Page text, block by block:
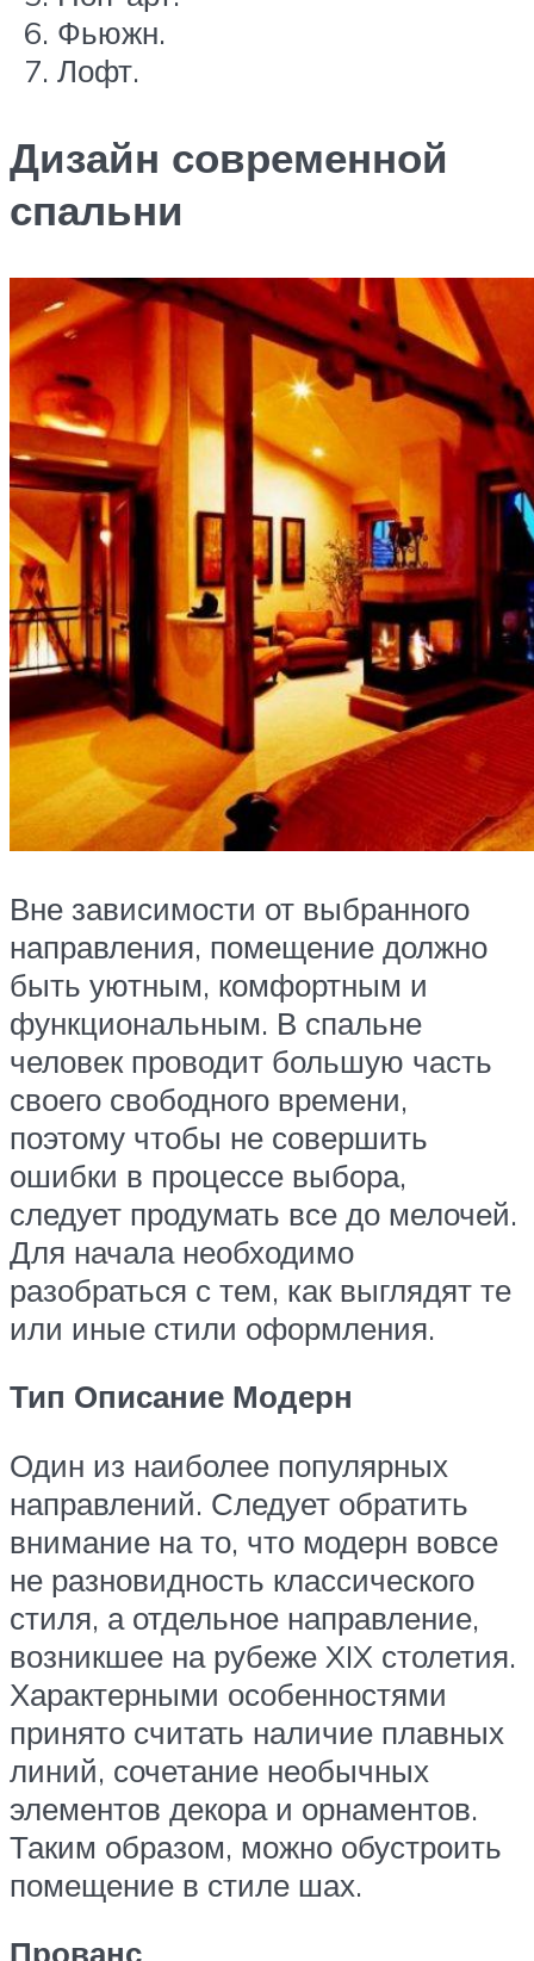
Фьюжн.
Лофт.
Дизайн современной
спальни
Вне зависимости от выбранного
направления, помещение должно
быть уютным, комфортным и
функциональным. В спальне
человек проводит большую часть
своего свободного времени,
поэтому чтобы не совершить
ошибки в процессе выбора,
следует продумать все до мелочей.
Для начала необходимо
разобраться с тем, как выглядят те
или иные стили оформления.
Тип Описание Модерн
Один из наиболее популярных
направлений. Следует обратить
внимание на то, что модерн вовсе
не разновидность классического
стиля, а отдельное направление,
возникшее на рубеже XIX столетия.
Характерными особенностями
принято считать наличие плавных
линий, сочетание необычных
элементов декора и орнаментов.
Таким образом, можно обустроить
помещение в стиле шах.
Прованс